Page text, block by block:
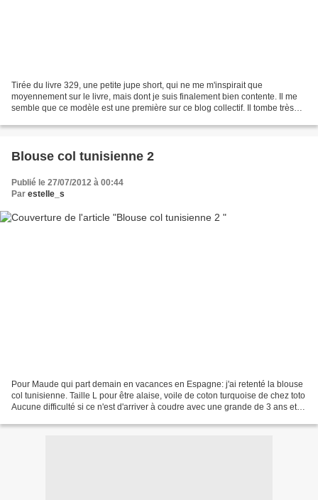
Tirée du livre 329, une petite jupe short, qui ne me m'inspirait que
moyennement sur le livre, mais dont je suis finalement bien contente. Il me
semble que ce modèle est une première sur ce blog collectif. Il tombe très
Blouse col tunisienne 2
Publié le 27/07/2012 à 00:44
Par estelle_s
Pour Maude qui part demain en vacances en Espagne: j'ai retenté la blouse
col tunisienne. Taille L pour être alaise, voile de coton turquoise de chez toto
Aucune difficulté si ce n'est d'arriver à coudre avec une grande de 3 ans et